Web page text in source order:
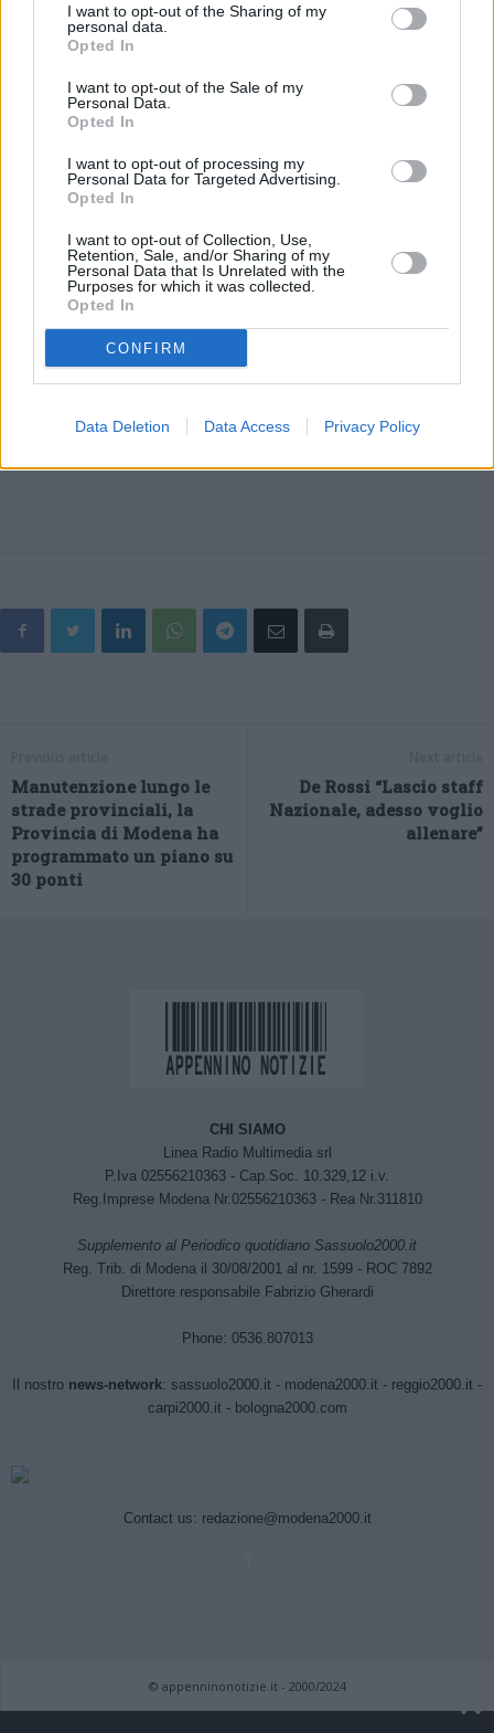
I want to opt-out of the Sharing of my
personal data.
Opted In
I want to opt-out of the Sale of my
Personal Data.
Opted In
I want to opt-out of processing my
Personal Data for Targeted Advertising.
Opted In
I want to opt-out of Collection, Use,
Retention, Sale, and/or Sharing of my
Personal Data that Is Unrelated with the
Purposes for which it was collected.
Opted In
CONFIRM
Data Deletion Data Access Privacy Policy
E’ possibile consultare le risposte ai quesiti più frequenti
CLP in inglese (costantemente aggiornate da ECHA) e in italiano.
dalle FAQ, è possibile inviare un quesito al servizio informativo
telematico.
Gli sportelli SIT REACH forniscono un supporto aggiuntivo e
non sostitutivo dell’Helpdesk nazionale REACH che rimane,
l’unico Helpdesk nazionale REACH ai sensi dell’Art. 124 del
Regolamento REACH.
Manutenzione lungo le
strade provinciali, la
Provincia di Modena ha
programmato un piano su
30 ponti
De Rossi “Lascio staff
Nazionale, adesso voglio
allenare”
CHI SIAMO
Linea Radio Multimedia srl
P.Iva 02556210363 - Cap.Soc. 10.329,12 i.v.
Reg.Imprese Modena Nr.02556210363 - Rea Nr.311810
Supplemento al Periodico quotidiano Sassuolo2000.it
Reg. Trib. di Modena il 30/08/2001 al nr. 1599 - ROC 7892
Direttore responsabile Fabrizio Gherardi
Phone: 0536.807013
Il nostro news-network: sassuolo2000.it - modena2000.it - reggio2000.it -
carpi2000.it- bologna2000.com
Contact us: redazione@modena2000.it
© appenninonotizie.it - 2000/2024